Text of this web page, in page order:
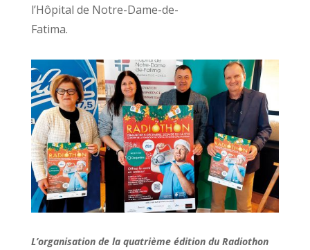
l’Hôpital de Notre-Dame-de-
Fatima.
L’organisation de la quatrième édition du Radiothon